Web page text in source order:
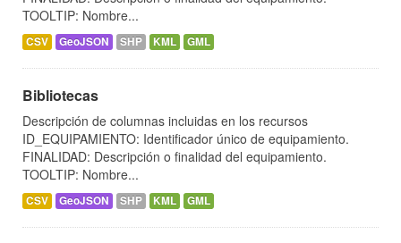
TOOLTIP: Nombre...
CSV GeoJSON SHP KML GML
Bibliotecas
Descripción de columnas incluidas en los recursos
ID_EQUIPAMIENTO: Identificador único de equipamiento.
FINALIDAD: Descripción o finalidad del equipamiento.
TOOLTIP: Nombre...
CSV GeoJSON SHP KML GML